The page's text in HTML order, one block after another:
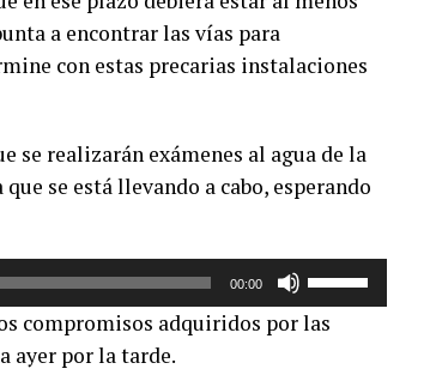
a encontrar las vías para
con estas precarias instalaciones
se realizarán exámenes al agua de la
se está llevando a cabo, esperando
00:00
teclas
compromisos adquiridos por las
ayer por la tarde.